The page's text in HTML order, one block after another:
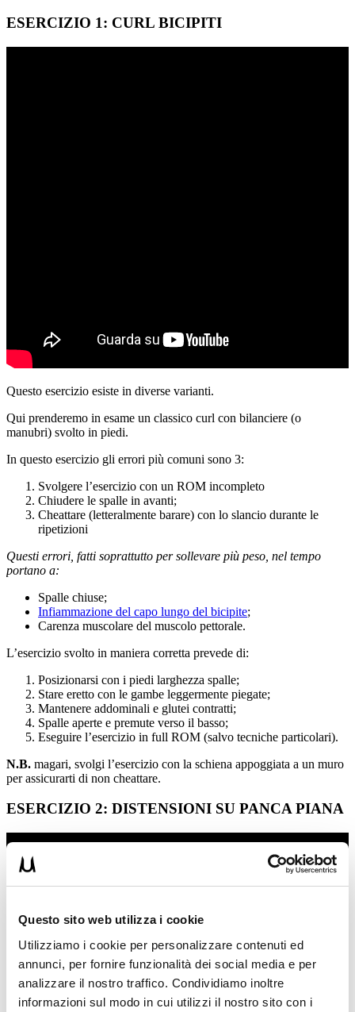
Questo sito web utilizza i cookie
Utilizziamo i cookie per personalizzare contenuti ed
annunci, per fornire funzionalità dei social media e per
analizzare il nostro traffico. Condividiamo inoltre
informazioni sul modo in cui utilizzi il nostro sito con i
ESERCIZIO 1: CURL BICIPITI
Questo esercizio esiste in diverse varianti.
Qui prenderemo in esame un classico curl con bilanciere (o
manubri) svolto in piedi.
In questo esercizio gli errori più comuni sono 3:
Svolgere l’esercizio con un ROM incompleto
Chiudere le spalle in avanti;
Cheattare (letteralmente barare) con lo slancio durante le
ripetizioni
Questi errori, fatti soprattutto per sollevare più peso, nel tempo
portano a:
Spalle chiuse;
Infiammazione del capo lungo del bicipite;
Carenza muscolare del muscolo pettorale.
L’esercizio svolto in maniera corretta prevede di:
Posizionarsi con i piedi larghezza spalle;
Stare eretto con le gambe leggermente piegate;
Mantenere addominali e glutei contratti;
Spalle aperte e premute verso il basso;
Eseguire l’esercizio in full ROM (salvo tecniche particolari).
N.B. magari, svolgi l’esercizio con la schiena appoggiata a un muro
per assicurarti di non cheattare.
ESERCIZIO 2: DISTENSIONI SU PANCA PIANA